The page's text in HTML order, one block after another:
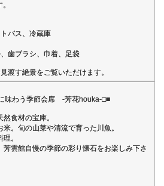
バス、冷蔵庫
歯ブラシ、巾着、足袋
渡す絶景をご覧いただけます。
味わう季節会席 -芳花houka-□■
食材の宝庫。
。旬の山菜や清流で育った川魚。
。
雲館自慢の季節の彩り懐石をお楽しみ下さ